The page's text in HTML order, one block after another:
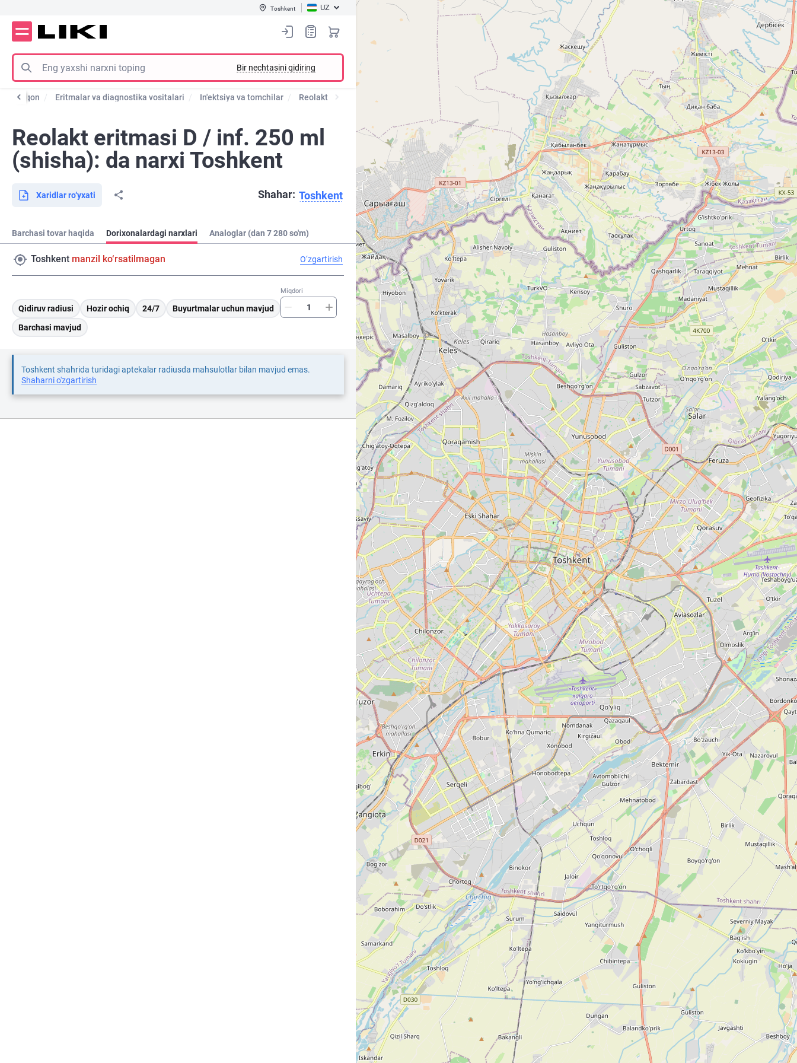
Toshkent UZ
Bir nechtasini qidiring
va qon Eritmalar va diagnostika vositalari In'ektsiya va tomchilar Reolakt
Reolakt eritmasi D / inf. 250 ml
(shisha): da narxi Toshkent
Shahar: Toshkent
Xaridlar ro‘yxati
Barchasi tovar haqida Dorixonalardagi narxlari Analoglar (dan 7 280 so'm)
Toshkent manzil ko‘rsatilmagan O‘zgartirish
Qidiruv radiusi Hozir ochiq 24/7 Buyurtmalar uchun mavjud
Miqdori
Barchasi mavjud
Toshkent shahrida turidagi aptekalar radiusda mahsulotlar bilan mavjud emas.
Shaharni o'zgartirish